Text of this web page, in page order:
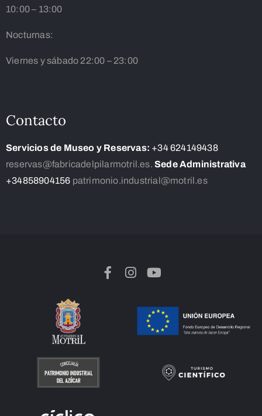
10:00 – 13:00
Nocturnas:
Viernes y sábado 22:00 – 23:00
Contacto
Servicios de Museo y Reservas: +34 624149438
reservas@fabricadelpilarmotril.es. Sede Administrativa
+34858904156 patrimonio.industrial@motril.es